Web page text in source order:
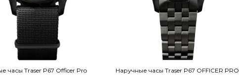
часы Traser P67 Officer Pro
Наручные часы Traser P67 OFFICER PRO